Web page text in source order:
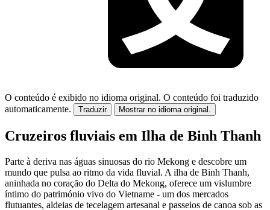
O conteúdo é exibido no idioma original. O conteúdo foi traduzido
automaticamente.
Traduzir Mostrar no idioma original.
Cruzeiros fluviais em Ilha de Binh Thanh
Parte à deriva nas águas sinuosas do rio Mekong e descobre um
mundo que pulsa ao ritmo da vida fluvial. A ilha de Binh Thanh,
aninhada no coração do Delta do Mekong, oferece um vislumbre
íntimo do património vivo do Vietname - um dos mercados
flutuantes, aldeias de tecelagem artesanal e passeios de canoa sob as